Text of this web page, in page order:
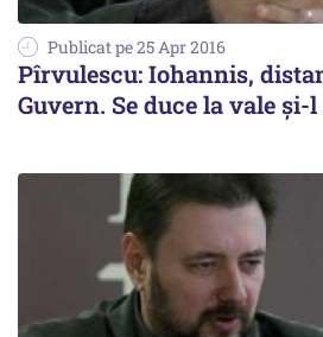
Publicat pe 25 Apr 2016
Pîrvulescu: Iohannis,
Guvern. Se duce la vale și-